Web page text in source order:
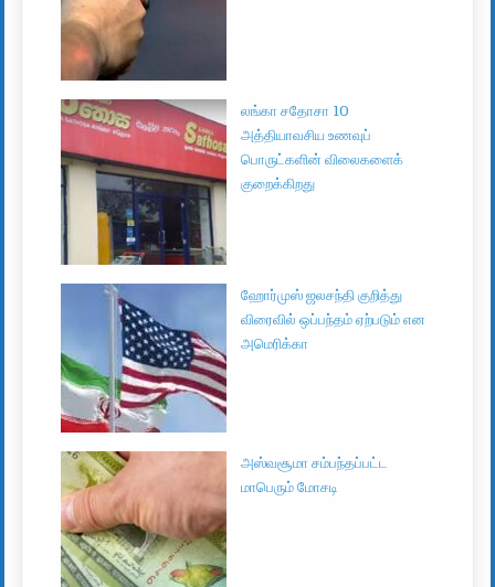
லங்கா சதோசா 10
அத்தியாவசிய உணவுப்
பொருட்களின் விலைகளைக்
குறைக்கிறது
ஹோர்முஸ் ஜலசந்தி குறித்து
விரைவில் ஒப்பந்தம் ஏற்படும் என
அமெரிக்கா
அஸ்வசூமா சம்பந்தப்பட்ட
மாபெரும் மோசடி